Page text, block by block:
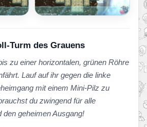
Turm des Grauens
zu einer horizontalen, grünen Röhre
Lauf auf ihr gegen die linke
mit einem Mini-Pilz zu
du zwingend für alle
den geheimen Ausgang!